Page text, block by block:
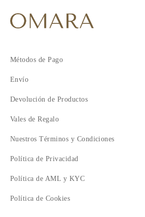
Métodos de Pago
Envío
Devolución de Productos
Vales de Regalo
Nuestros Términos y Condiciones
Política de Privacidad
Política de AML y KYC
Política de Cookies